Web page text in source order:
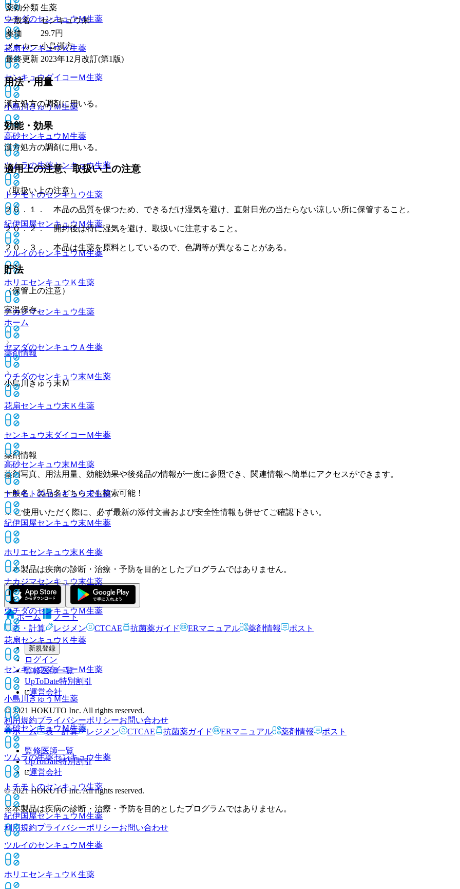
ウチダのセンキュウＭ生薬
花扇センキュウＫ生薬
センキュウダイコーＭ生薬
小島川きゅうＭ生薬
高砂センキュウＭ生薬
ツムラの生薬センキュウ生薬
トチモトのセンキュウ生薬
紀伊国屋センキュウＭ生薬
ツルイのセンキュウＭ生薬
ホリエセンキュウＫ 生薬
ナカジマセンキュウ生薬
ホーム
薬剤情報
小島川きゅう末Ｍ
薬効分類 生薬
一般名
センキュウ末
薬価
29.7円
メーカー 小島漢方
最終更新 2023年12月改訂(第1版)
用法・用量
漢方処方の調剤に用いる。
効能・効果
漢方処方の調剤に用いる。
適用上の注意、取扱い上の注意
（取扱い上の注意）
２０．１． 本品の品質を保つため、できるだけ湿気を避け、直射日光の当たらない涼しい所に保管すること。
２０．２． 開封後は特に湿気を避け、取扱いに注意すること。
２０．３． 本品は生薬を原料としているので、色調等が異なることがある。
貯法
（保管上の注意）
室温保存。
ヤマダのセンキュウＡ 生薬
ウチダのセンキュウ末Ｍ生薬
花扇センキュウ末Ｋ 生薬
センキュウ末ダイコーＭ生薬
高砂センキュウ末Ｍ生薬
トチモトのセンキュウ末生薬
紀伊国屋センキュウ末Ｍ生薬
ホリエセンキュウ末Ｋ 生薬
ナカジマセンキュウ末生薬
ウチダのセンキュウＭ生薬
花扇センキュウＫ 生薬
センキュウダイコーＭ生薬
小島川きゅうＭ生薬
高砂センキュウＭ生薬
ツムラの生薬センキュウ生薬
トチモトのセンキュウ生薬
紀伊国屋センキュウＭ生薬
ツルイのセンキュウＭ生薬
ホリエセンキュウＫ 生薬
薬剤情報
薬剤写真、用法用量、効能効果や後発品の情報が一度に参照でき、関連情報へ簡単にアクセスができます。
一般名、製品名どちらでも検索可能！
※ ご使用いただく際に、必ず最新の添付文書および安全性情報も併せてご確認下さい。
※本製品は疾病の診断・治療・予防を目的としたプログラムではありません。
ホーム
ノート
表・計算
レジメン CTCAE 抗菌薬ガイド ERマニュアル 薬剤情報 ポスト
新規登録
ログイン
監修医師一覧
UpToDate特別割引
運営会社
© 2021 HOKUTO Inc. All rights reserved.
利用規約プライバシーポリシーお問い合わせ
ホーム
表・計算 レジメン CTCAE 抗菌薬ガイド ERマニュアル 薬剤情報 ポスト
監修医師一覧
UpToDate特別割引
運営会社
© 2021 HOKUTO Inc. All rights reserved.
※本製品は疾病の診断・治療・予防を目的としたプログラムではありません。
利用規約プライバシーポリシーお問い合わせ